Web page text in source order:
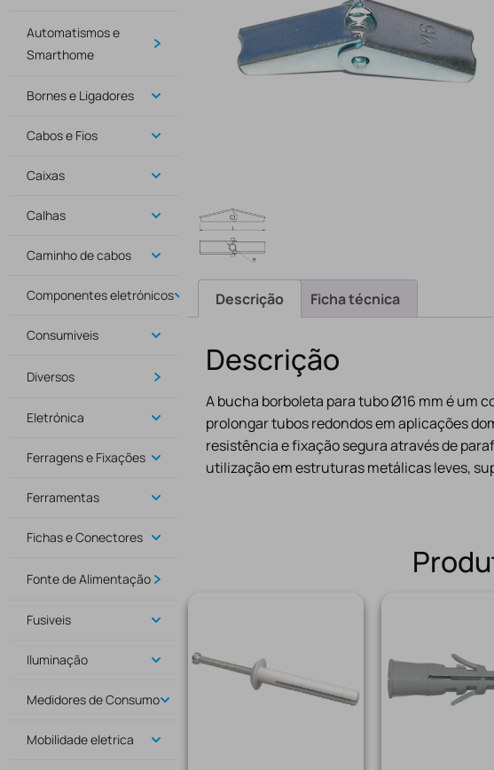
Automatismos e
Smarthome
Bornes e Ligadores
Cabos e Fios
Caixas
Calhas
Caminho de cabos
Componentes eletrónicos
Consumiveis
Diversos
Eletrónica
Ferragens e Fixações
Ferramentas
Fichas e Conectores
Fonte de Alimentação
Fusiveis
Iluminação
Medidores de Consumo
Mobilidade eletrica
Descrição Ficha técnica
Descrição
A bucha borboleta para tubo Ø16 mm é um
prolongar tubos redondos em aplicações
resistência e fixação segura através de
utilização em estruturas metálicas leves,